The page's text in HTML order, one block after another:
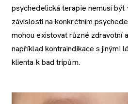
psychedelická terapie nemusí být
závislosti na konkrétním
mohou existovat různé zdravotní
například kontraindikace s jinými
klienta k bad tripům.